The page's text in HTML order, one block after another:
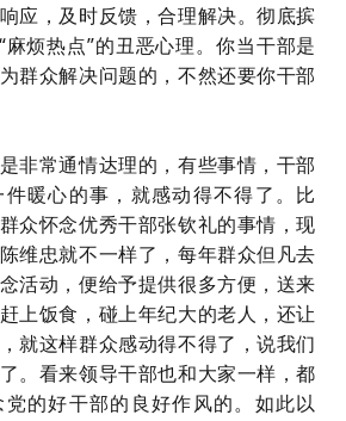
应，及时反馈，合理解决。彻底摈
麻烦热点”的丑恶心理。你当干部是
群众解决问题的，不然还要你干部
非常通情达理的，有些事情，干部
暖心的事，就感动得不得了。比
众怀念优秀干部张钦礼的事情，现
维忠就不一样了，每年群众但凡去
活动，便给予提供很多方便，送来
上饭食，碰上年纪大的老人，还让
就这样群众感动得不得了，说我们
。看来领导干部也和大家一样，都
的好干部的良好作风的。如此以